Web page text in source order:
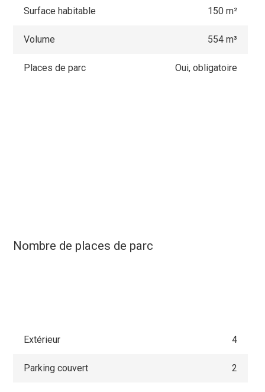
Surface habitable 150 m²
Volume 554 m³
Places de parc Oui, obligatoire
Nombre de places de parc
Extérieur 4
Parking couvert 2